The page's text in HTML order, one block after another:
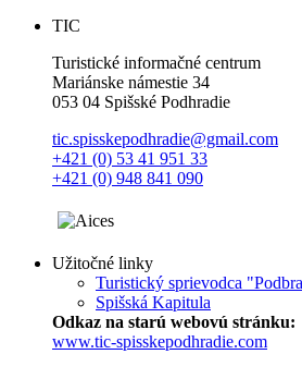
TIC
Turistické informačné centrum
Mariánske námestie 34
053 04 Spišské Podhradie
tic.spisskepodhradie@gmail.com
+421 (0) 53 41 951 33
+421 (0) 948 841 090
Užitočné linky
Turistický sprievodca
Spišská Kapitula
Odkaz na starú webovú stránku:
www.tic-spisskepodhradie.com